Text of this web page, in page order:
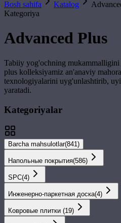
Bosh sahifa Katalog
Kategoriya
Advanced Plus
Tabiiy yog'ochning
plus kolleksiyamiz an'anaviy
texnologiyalarini uyg'unlashtirib,
yaratadi.
Kategoriyalar
Barcha mahsulotlar(841)
Напольные покрытия(586)
SPС(4)
Инженерно-паркетная доска(4)
Ковровые плитки (19)